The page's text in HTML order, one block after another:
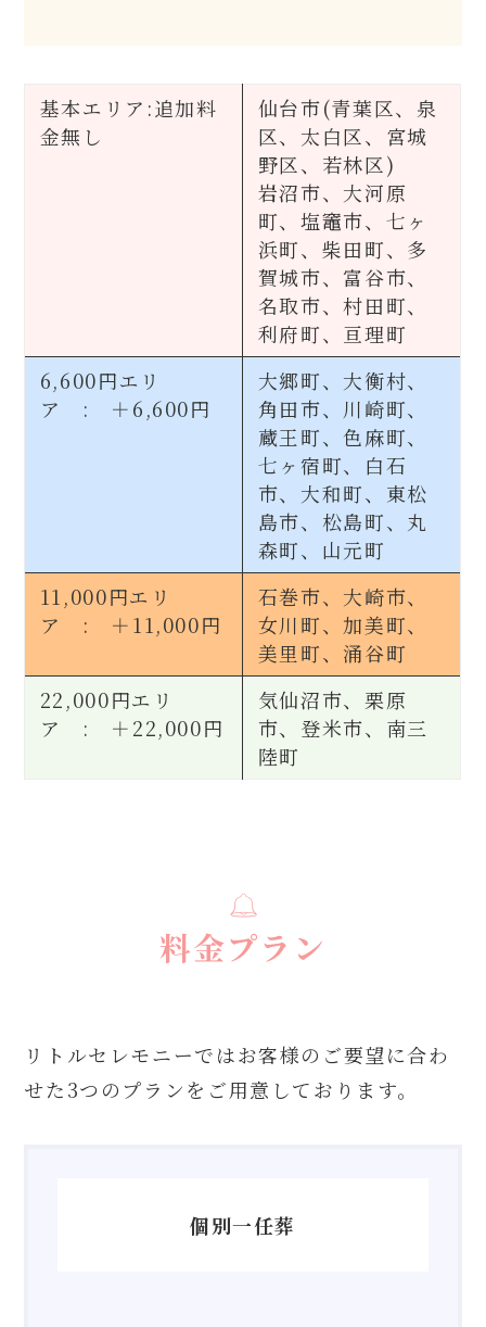
基本エリア:追加料
金無し
仙台市(青葉区、泉
区、太白区、宮城
野区、若林区)
岩沼市、大河原
町、塩竈市、七ヶ
浜町、柴田町、多
賀城市、富谷市、
名取市、村田町、
利府町、亘理町
6,600円エリ
ア : ＋6,600円
大郷町、大衡村、
角田市、川崎町、
蔵王町、色麻町、
七ヶ宿町、白石
市、大和町、東松
島市、松島町、丸
森町、山元町
11,000円エリ
ア : ＋11,000円
石巻市、大崎市、
女川町、加美町、
美里町、涌谷町
22,000円エリ
ア : ＋22,000円
気仙沼市、栗原
市、登米市、南三
陸町
料金プラン
リトルセレモニーではお客様のご要望に合わ
せた3つのプランをご用意しております。
個別一任葬